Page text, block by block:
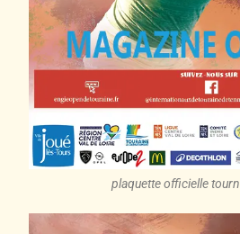
plaquette officielle